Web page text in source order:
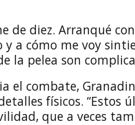
de diez. Arranqué
y a cómo me voy
la pelea son
el combate,
físicos. “Estos
que a veces